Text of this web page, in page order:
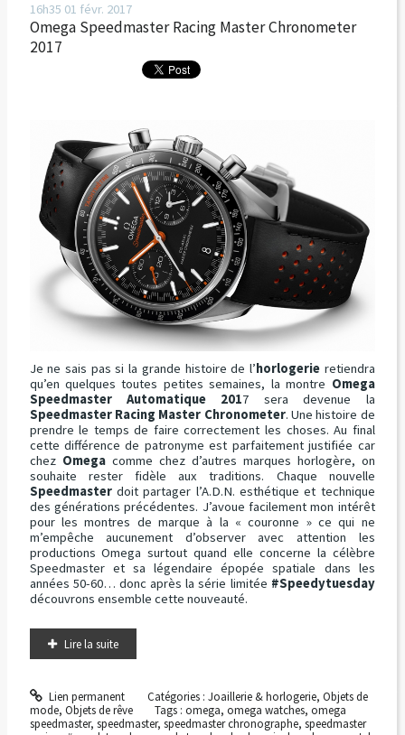
16h35 01 févr. 2017
Omega Speedmaster Racing Master Chronometer
2017
Je ne sais pas si la grande histoire de l’horlogerie retiendra
qu’en quelques toutes petites semaines, la montre Omega
Speedmaster Automatique 2017 sera devenue la
Speedmaster Racing Master Chronometer. Une histoire de
prendre le temps de faire correctement les choses. Au final
cette différence de patronyme est parfaitement justifiée car
chez Omegacomme chez d’autres marques horlogère, on
souhaite rester fidèle aux traditions. Chaque nouvelle
Speedmasterdoit partager l’A.D.N. esthétique et technique
des générations précédentes. J’avoue facilement mon intérêt
pour les montres de marque à la « couronne » ce qui ne
m’empêche aucunement d’observer avec attention les
productions Omega surtout quand elle concerne la célèbre
Speedmaster et sa légendaire épopée spatiale dans les
années 50-60… donc après la série limitée #Speedytuesday
découvrons ensemble cette nouveauté.
Lire la suite
Lien permanent Catégories : Joaillerie & horlogerie, Objets de
mode, Objets de rêve Tags :omega,omega watches,omega
speedmaster, speedmaster, speedmaster chronographe, speedmaster